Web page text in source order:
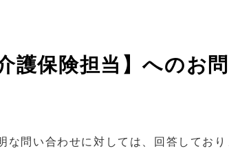
護保険担当】へのお
な問い合わせに対しては、回答しており